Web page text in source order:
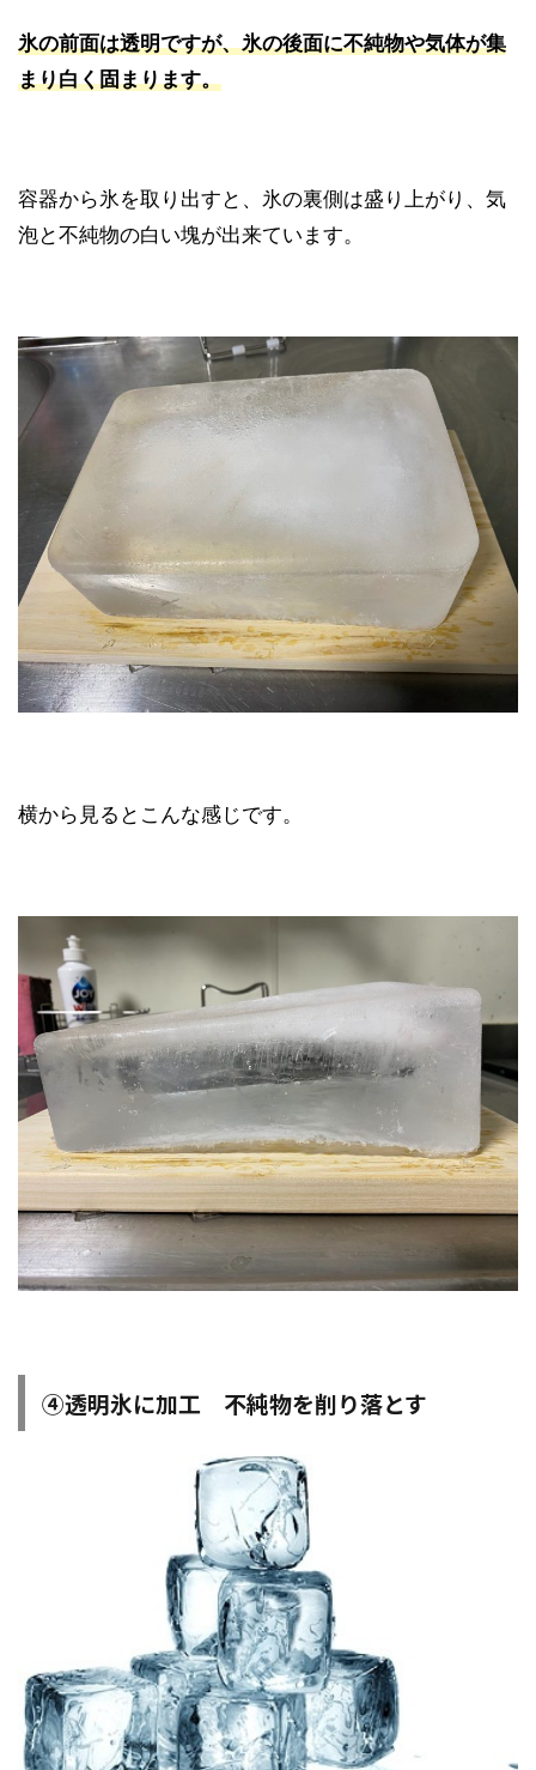
氷の前面は透明ですが、氷の後面に不純物や気体が集
まり白く固まります。
容器から氷を取り出すと、氷の裏側は盛り上がり、気
泡と不純物の白い塊が出来ています。
横から見るとこんな感じです。
④透明氷に加工 不純物を削り落とす